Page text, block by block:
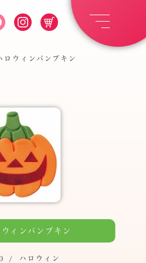
ロウィンパンプキン
ィンパンプキン
/ ハロウィン